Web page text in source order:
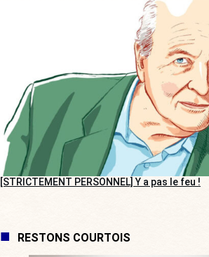
[STRICTEMENT PERSONNEL] Y a pas le feu !
RESTONS COURTOIS